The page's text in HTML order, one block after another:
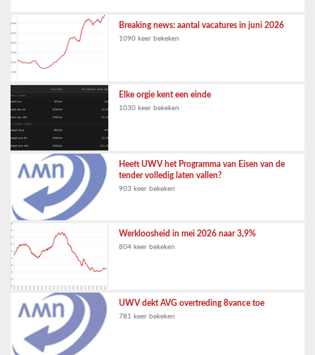
Breaking news: aantal vacatures in juni 2026
1090 keer bekeken
Elke orgie kent een einde
1030 keer bekeken
Heeft UWV het Programma van Eisen van de
tender volledig laten vallen?
903 keer bekeken
Werkloosheid in mei 2026 naar 3,9%
804 keer bekeken
UWV dekt AVG overtreding 8vance toe
781 keer bekeken